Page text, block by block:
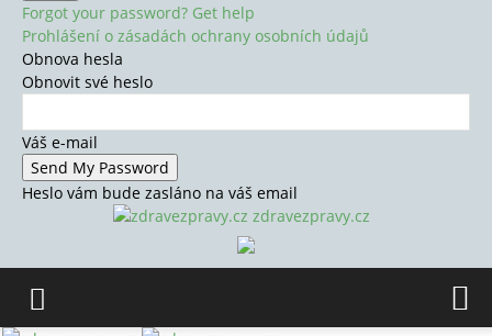
Forgot your password? Get help
Prohlášení o zásadách ochrany osobních údajů
Obnova hesla
Obnovit své heslo
Váš e-mail
Heslo vám bude zasláno na váš email
zdravezpravy.cz